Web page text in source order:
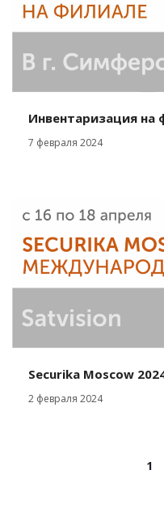
Инвентаризация на
7 февраля 2024
Securika Moscow
2 февраля 2024
1